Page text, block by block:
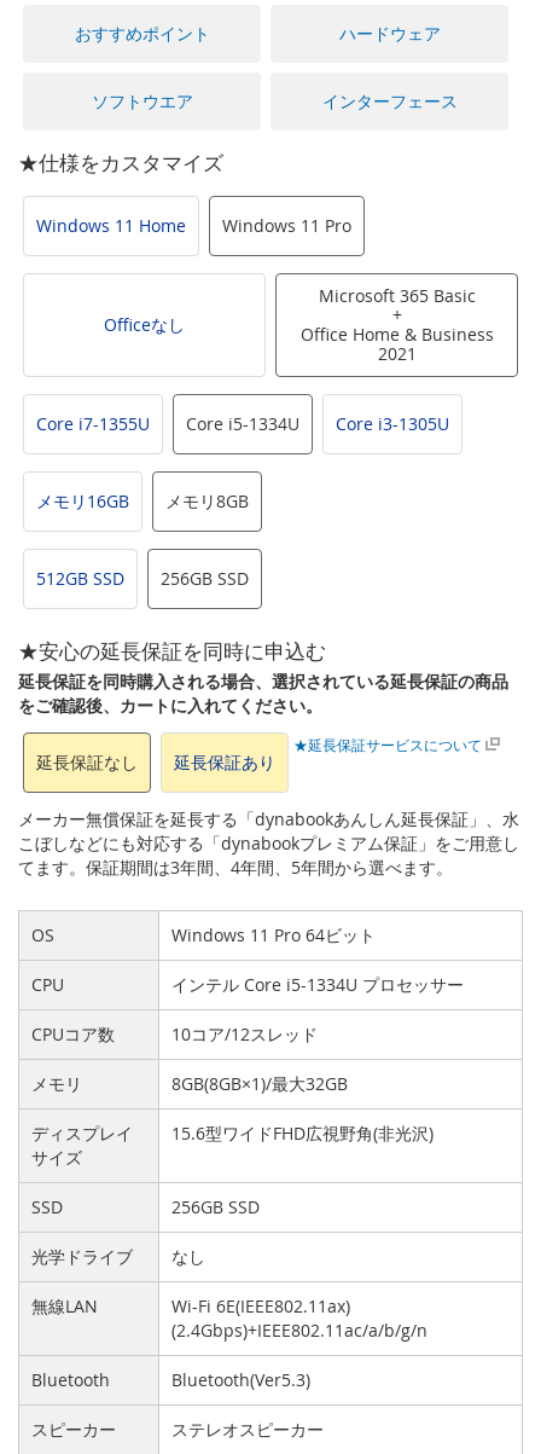
おすすめポイント ハードウェア
ソフトウエア インターフェース
★仕様をカスタマイズ
Windows 11 Home Windows 11 Pro
Officeなし
Microsoft 365 Basic
+
Office Home & Business
2021
Core i7-1355U Core i5-1334U Core i3-1305U
メモリ16GB メモリ8GB
512GB SSD 256GB SSD
★安心の延長保証を同時に申込む
延長保証を同時購入される場合、選択されている延長保証の商品
をご確認後、カートに入れてください。
延長保証なし 延長保証あり
★延長保証サービスについて
メーカー無償保証を延長する「dynabookあんしん延長保証」、水
こぼしなどにも対応する「dynabookプレミアム保証」をご用意し
てます。保証期間は3年間、4年間、5年間から選べます。
OS Windows 11 Pro 64ビット
CPU インテル Core i5-1334U プロセッサー
CPUコア数 10コア/12スレッド
メモリ 8GB(8GB×1)/最大32GB
ディスプレイ
サイズ
15.6型ワイドFHD広視野角(非光沢)
SSD 256GB SSD
光学ドライブ なし
無線LAN
Wi-Fi 6E(IEEE802.11ax)
(2.4Gbps)+IEEE802.11ac/a/b/g/n
Bluetooth Bluetooth(Ver5.3)
スピーカー ステレオスピーカー